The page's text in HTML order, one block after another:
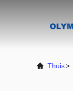
Thuis>